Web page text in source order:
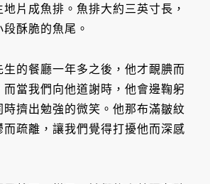
片成魚排。魚排大約三英寸長，
酥脆的魚尾。
的餐廳一年多之後，他才靦腆而
當我們向他道謝時，他會邊鞠躬
時擠出勉強的微笑。他那布滿皺紋
而疏離，讓我們覺得打擾他而深感